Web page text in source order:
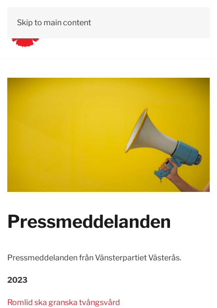
Skip to main content
Pressmeddelanden
Pressmeddelanden från Vänsterpartiet Västerås.
2023
Romlid ska granska tvångsvård